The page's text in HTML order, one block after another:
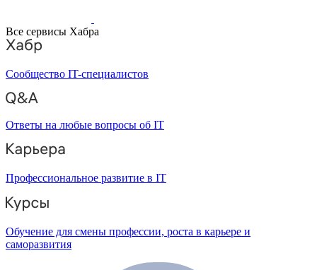
Все сервисы Хабра
Сообщество IT-специалистов
Ответы на любые вопросы об IT
Профессиональное развитие в IT
Обучение для смены профессии, роста в карьере и
саморазвития